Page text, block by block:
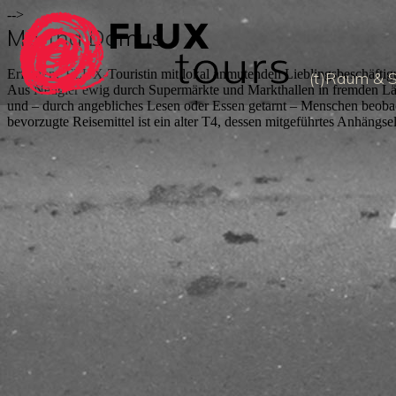
(t)Raum &
-->
Martha Damus
Erfahrene FLUX-Touristin mit lokal anmutenden
Aus Neugier ewig durch Supermärkte und Markthallen in fremden
und – durch angebliches Lesen oder Essen getarnt – Menschen
bevorzugte Reisemittel ist ein alter T4, dessen mitgeführtes